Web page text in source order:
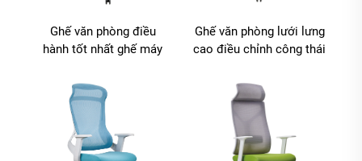
Ghế văn phòng điều
hành tốt nhất ghế máy
nâng PU có thể điều
chỉnh
Ghế văn phòng lưới lưng
cao điều chỉnh công thái
Đông, ghế làm việc máy
tính thoải mái cho văn
phòng